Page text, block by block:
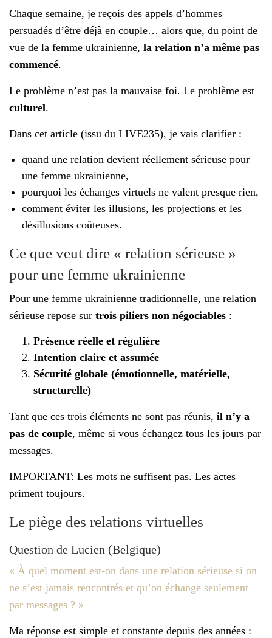
Chaque semaine, je reçois des appels d’hommes
persuadés d’être déjà en couple… alors que, du point de
vue de la femme ukrainienne, la relation n’a même pas
commencé.
Le problème n’est pas la mauvaise foi. Le problème est
culturel.
Dans cet article (issu du LIVE235), je vais clarifier :
quand une relation devient réellement sérieuse pour
une femme ukrainienne,
pourquoi les échanges virtuels ne valent presque rien,
comment éviter les illusions, les projections et les
désillusions coûteuses.
Ce que veut dire « relation sérieuse »
pour une femme ukrainienne
Pour une femme ukrainienne traditionnelle, une relation
sérieuse repose sur trois piliers non négociables :
Présence réelle et régulière
Intention claire et assumée
Sécurité globale (émotionnelle, matérielle,
structurelle)
Tant que ces trois éléments ne sont pas réunis, il n’y a
pas de couple, même si vous échangez tous les jours par
messages.
IMPORTANT: Les mots ne suffisent pas. Les actes
priment toujours.
Le piège des relations virtuelles
Question de Lucien (Belgique)
« À quel moment est-on dans une relation sérieuse si on
ne s’est jamais rencontrés et qu’on échange seulement
par messages ? »
Ma réponse est simple et constante depuis des années :